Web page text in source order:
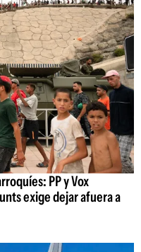
PP y Vox
exige dejar afuera a